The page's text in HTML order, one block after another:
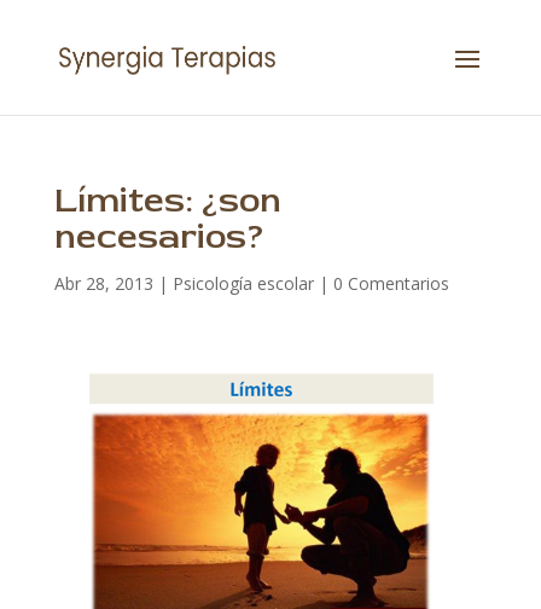
Límites: ¿son
necesarios?
Abr 28, 2013 | Psicología escolar| 0 Comentarios